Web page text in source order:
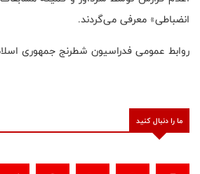
انضباطی» معرفی می‌گردند.
روابط عمومی فدراسیون شطرنج جمهوری
ما را دنبال کنید